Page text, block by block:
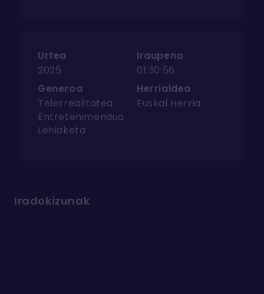
Urtea
2025
Iraupena
01:30:56
Generoa
Telerrealitatea
Entretenimendua
Lehiaketa
Herrialdea
Euskal Herria
Iradokizunak